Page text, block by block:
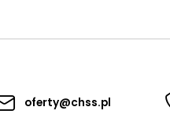
oferty@chss.pl